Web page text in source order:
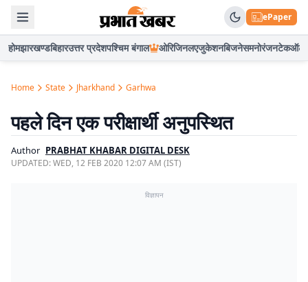
ePaper
होमझारखण्डबिहारउत्तर प्रदेशपश्चिम बंगाल ओरिजिनलएजुकेशनबिजनेसमनोरंजनटेकऑटो
Home State Jharkhand Garhwa
पहले दिन एक परीक्षार्थी अनुपस्थित
Author PRABHAT KHABAR DIGITAL DESK
UPDATED:WED, 12 FEB 2020 12:07 AM (IST)
विज्ञापन